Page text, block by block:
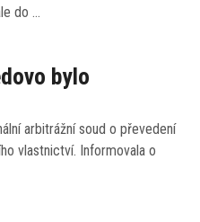
do …
bylo
arbitrážní soud o převedení
vlastnictví. Informovala o